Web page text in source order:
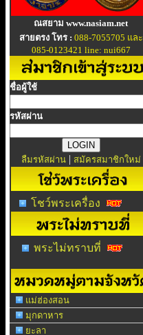
ณสยาม www.nasiam.net
สายตรง โทร : 088-7055705 และ
085-0123421 line: nui667
ชื่อผู้ใช้
รหัสผ่าน
ลืมรหัสผ่าน | สมัครสมาชิกใหม่
โชว์พระเครื่อง
พระไม่ทราบที่
แม่ฮ่องสอน
มุกดาหาร
ยะลา